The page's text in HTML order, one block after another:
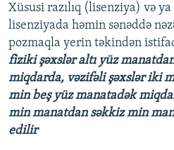
Xüsusi razılıq (lisenziya) və
lisenziyada həmin sənəddə
pozmaqla yerin təkindən
fiziki şəxslər altı yüz
miqdarda, vəzifəli şəxslər iki
min beş yüz manatadək
min manatdan səkkiz min
edilir